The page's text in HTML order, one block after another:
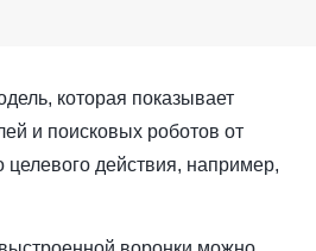
которая показывает
и поисковых роботов от
целевого действия, например,